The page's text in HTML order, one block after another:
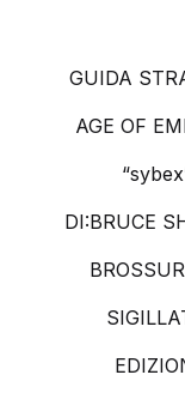
GUIDA
AGE OF
DI:BRUCE